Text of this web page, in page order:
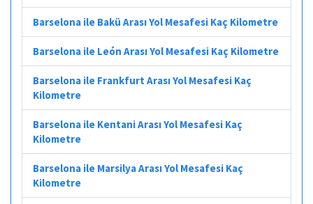
Barselona ile Bakü Arası Yol Mesafesi Kaç Kilometre
Barselona ile León Arası Yol Mesafesi Kaç Kilometre
Barselona ile Frankfurt Arası Yol Mesafesi Kaç
Kilometre
Barselona ile Kentani Arası Yol Mesafesi Kaç
Kilometre
Barselona ile Marsilya Arası Yol Mesafesi Kaç
Kilometre